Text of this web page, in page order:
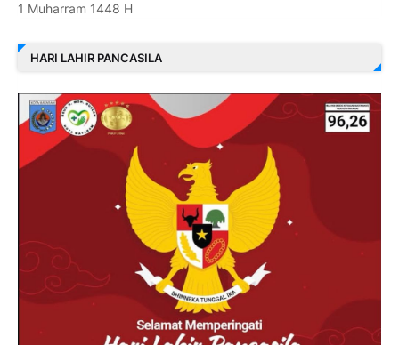
1 Muharram 1448 H
HARI LAHIR PANCASILA